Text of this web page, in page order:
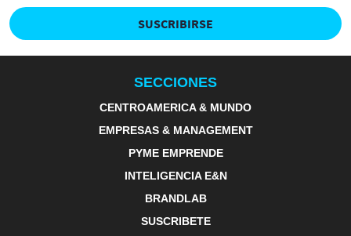
SUSCRIBIRSE
SECCIONES
CENTROAMERICA & MUNDO
EMPRESAS & MANAGEMENT
PYME EMPRENDE
INTELIGENCIA E&N
BRANDLAB
SUSCRIBETE